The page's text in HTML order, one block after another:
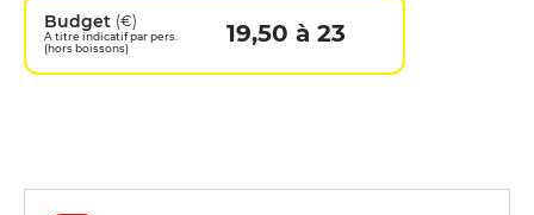
Budget (€)
A titre indicatif par pers.
(hors boissons)
19,50 à 23